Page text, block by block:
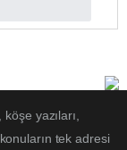
yazıları,
tek adresi